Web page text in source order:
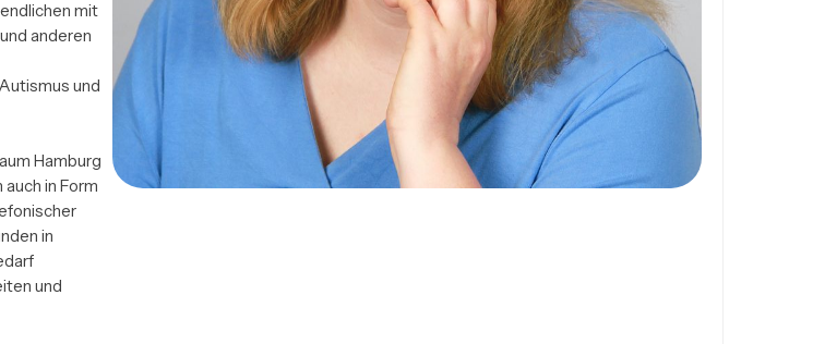
mit
anderen
und
Hamburg
in Form
in
und